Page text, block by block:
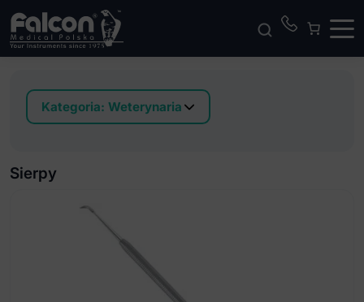
Kategoria:Weterynaria
Kleszcze do usuwania kamienia nazębnego
Kleszcze ekstrakcyjne dla kotów
Kleszcze ekstrakcyjne dla psów
Sierpy